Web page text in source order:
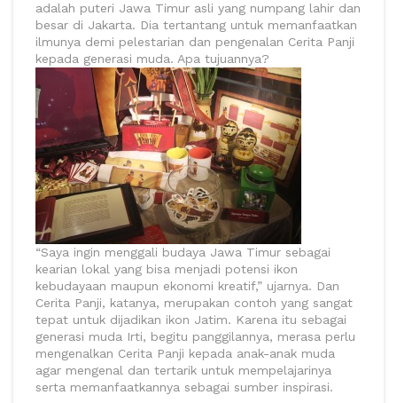
adalah puteri Jawa Timur asli yang numpang lahir dan
besar di Jakarta. Dia tertantang untuk memanfaatkan
ilmunya demi pelestarian dan pengenalan Cerita Panji
kepada generasi muda. Apa tujuannya?
“Saya ingin menggali budaya Jawa Timur sebagai
kearian lokal yang bisa menjadi potensi ikon
kebudayaan maupun ekonomi kreatif,” ujarnya. Dan
Cerita Panji, katanya, merupakan contoh yang sangat
tepat untuk dijadikan ikon Jatim. Karena itu sebagai
generasi muda Irti, begitu panggilannya, merasa perlu
mengenalkan Cerita Panji kepada anak-anak muda
agar mengenal dan tertarik untuk mempelajarinya
serta memanfaatkannya sebagai sumber inspirasi.